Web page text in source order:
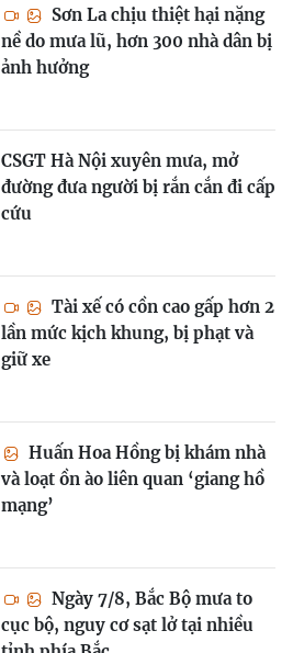
Sơn La chịu thiệt hại nặng
nề do mưa lũ, hơn 300 nhà dân bị
ảnh hưởng
CSGT Hà Nội xuyên mưa, mở
đường đưa người bị rắn cắn đi cấp
cứu
Tài xế có cồn cao gấp hơn 2
lần mức kịch khung, bị phạt và
giữ xe
Huấn Hoa Hồng bị khám nhà
và loạt ồn ào liên quan ‘giang hồ
mạng’
Ngày 7/8, Bắc Bộ mưa to
cục bộ, nguy cơ sạt lở tại nhiều